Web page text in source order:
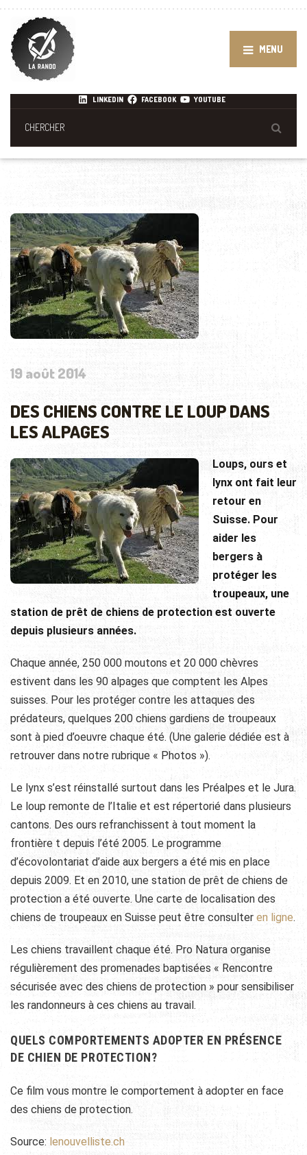
MENU
LINKEDIN FACEBOOK YOUTUBE
19 août 2014
DES CHIENS CONTRE LE LOUP DANS
LES ALPAGES
Loups, ours et
lynx ont fait leur
retour en
Suisse. Pour
aider les
bergers à
protéger les
troupeaux, une
station de prêt de chiens de protection est ouverte
depuis plusieurs années.
Chaque année, 250 000 moutons et 20 000 chèvres
estivent dans les 90 alpages que comptent les Alpes
suisses. Pour les protéger contre les attaques des
prédateurs, quelques 200 chiens gardiens de troupeaux
sont à pied d’oeuvre chaque été. (Une galerie dédiée est à
retrouver dans notre rubrique « Photos »).
Le lynx s’est réinstallé surtout dans les Préalpes et le Jura.
Le loup remonte de l’Italie et est répertorié dans plusieurs
cantons. Des ours refranchissent à tout moment la
frontière t depuis l’été 2005. Le programme
d’écovolontariat d’aide aux bergers a été mis en place
depuis 2009. Et en 2010, une station de prêt de chiens de
protection a été ouverte. Une carte de localisation des
chiens de troupeaux en Suisse peut être consulter en ligne.
Les chiens travaillent chaque été. Pro Natura organise
régulièrement des promenades baptisées « Rencontre
sécurisée avec des chiens de protection » pour sensibiliser
les randonneurs à ces chiens au travail.
QUELS COMPORTEMENTS ADOPTER EN PRÉSENCE
DE CHIEN DE PROTECTION?
Ce film vous montre le comportement à adopter en face
des chiens de protection.
Source: lenouvelliste.ch